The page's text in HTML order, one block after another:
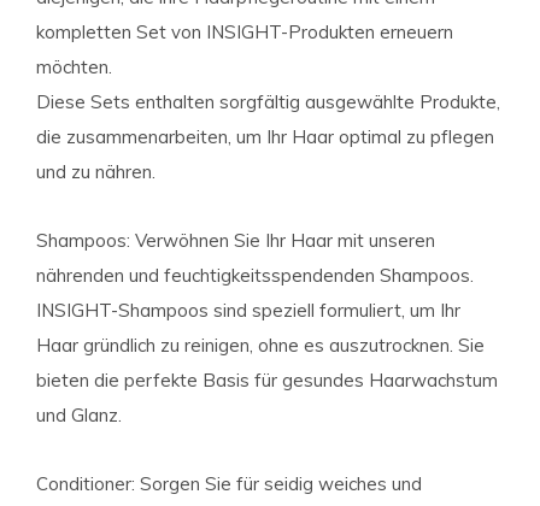
kompletten Set von INSIGHT-Produkten erneuern
möchten.
Diese Sets enthalten sorgfältig ausgewählte Produkte,
die zusammenarbeiten, um Ihr Haar optimal zu pflegen
und zu nähren.
Shampoos: Verwöhnen Sie Ihr Haar mit unseren
nährenden und feuchtigkeitsspendenden Shampoos.
INSIGHT-Shampoos sind speziell formuliert, um Ihr
Haar gründlich zu reinigen, ohne es auszutrocknen. Sie
bieten die perfekte Basis für gesundes Haarwachstum
und Glanz.
Conditioner: Sorgen Sie für seidig weiches und